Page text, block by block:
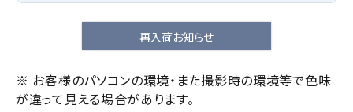
再入荷お知らせ
※ お客様のパソコンの環境・また撮影時の環境等で色味
が違って見える場合があります。